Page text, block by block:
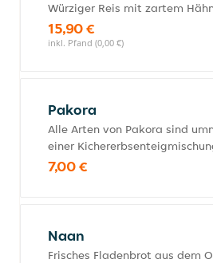
Würziger Reis mit zartem
15,90 €
inkl. Pfand (0,00 €)
Pakora
Alle Arten von Pakora sind
einer
7,00 €
Naan
Frisches Fladenbrot aus dem